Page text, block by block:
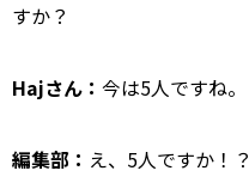
すか？
Hajさん： 今は5人ですね。
編集部： え、5人ですか！？